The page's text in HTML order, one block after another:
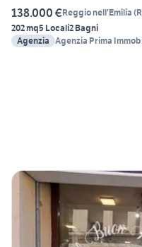
138.000 €Reggio nell'Emilia (
202 mq5 Locali2 Bagni
Agenzia Agenzia Prima